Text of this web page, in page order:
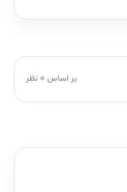
بر اساس 0 نظر